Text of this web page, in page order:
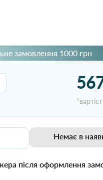
замовлення 1000 грн
Немає в
після оформлення